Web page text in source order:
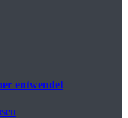
entwendet